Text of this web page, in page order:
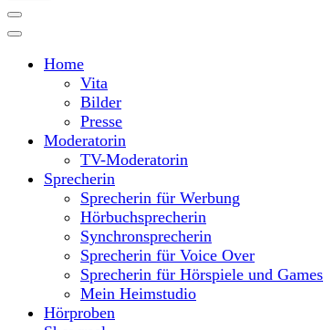
Home
Vita
Bilder
Presse
Moderatorin
TV-Moderatorin
Sprecherin
Sprecherin für Werbung
Hörbuchsprecherin
Synchronsprecherin
Sprecherin für Voice Over
Sprecherin für Hörspiele und Games
Mein Heimstudio
Hörproben